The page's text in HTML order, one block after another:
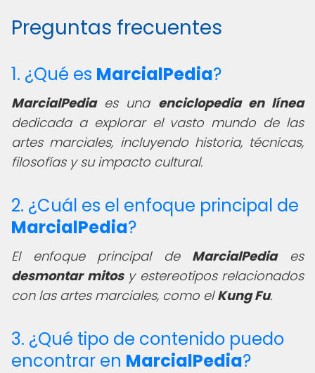
Preguntas frecuentes
1. ¿Qué es MarcialPedia?
MarcialPediaes una enciclopedia en línea
dedicada a explorar el vasto mundo de las
artes marciales, incluyendo historia, técnicas,
filosofías y su impacto cultural.
2. ¿Cuál es el enfoque principal de
MarcialPedia?
El enfoque principal de MarcialPediaes
desmontar mitosy estereotipos relacionados
con las artes marciales, como elKung Fu.
3. ¿Qué tipo de contenido puedo
encontrar en MarcialPedia?